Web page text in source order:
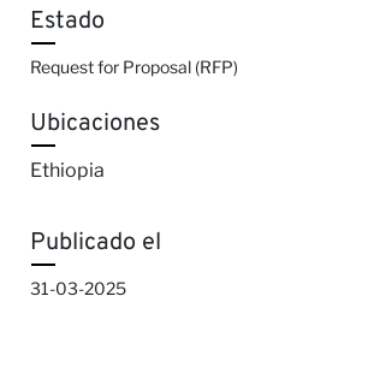
Estado
Request for Proposal (RFP)
Ubicaciones
Ethiopia
Publicado el
31-03-2025